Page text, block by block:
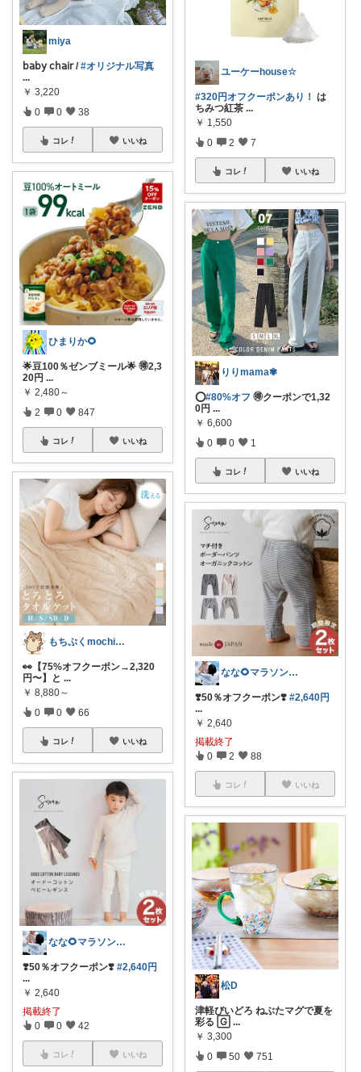
miya
𝖻𝖺𝖻𝗒 𝖼𝗁𝖺𝗂𝗋 /#オリジナル写真
...
￥ 3,220
0 0 38
コレ いいね
ひまりか🌻
🌟豆100％ゼンブミール🌟 🉐2,3
20円 ...
￥ 2,480～
2 0 847
コレ いいね
もちぷくmochipuku☘️5日感謝
👀【75%オフクーポン→2,320
円〜】と ...
￥ 8,880～
0 0 66
コレ いいね
なな🌻マラソンまとめコレ作成中✨️
❣️50％オフクーポン❣️ #2,640円
...
￥ 2,640
掲載終了
0 0 42
コレ いいね
ユーケーhouse☆
#320円オフクーポンあり！ は
ちみつ紅茶 ...
￥ 1,550
0 2 7
コレ いいね
りりmama✾
⭕️#80%オフ 🉐クーポンで1,32
0円 ...
￥ 6,600
0 0 1
コレ いいね
なな🌻マラソンまとめコレ作成中✨️
❣️50％オフクーポン❣️ #2,640円
...
￥ 2,640
掲載終了
0 2 88
コレ いいね
松D
津軽びいどろ ねぶたマグで夏を
彩る 🄶 ...
￥ 3,300
0 50 751